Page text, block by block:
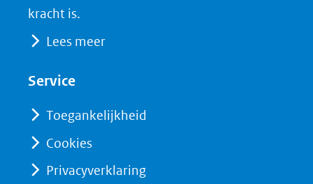
(verwijst
andere
(verwijst
andere
kracht is.
Lees meer
Service
Toegankelijkheid
Cookies
Privacyverklaring